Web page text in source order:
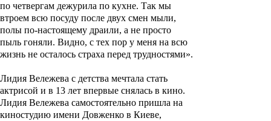
по четвергам дежурила по кухне. Так мы
втроем всю посуду после двух смен мыли,
полы по-настоящему драили, а не просто
пыль гоняли. Видно, с тех пор у меня на всю
жизнь не осталось страха перед трудностями».
Лидия Вележева с детства мечтала стать
актрисой и в 13 лет впервые снялась в кино.
Лидия Вележева самостоятельно пришла на
киностудию имени Довженко в Киеве,